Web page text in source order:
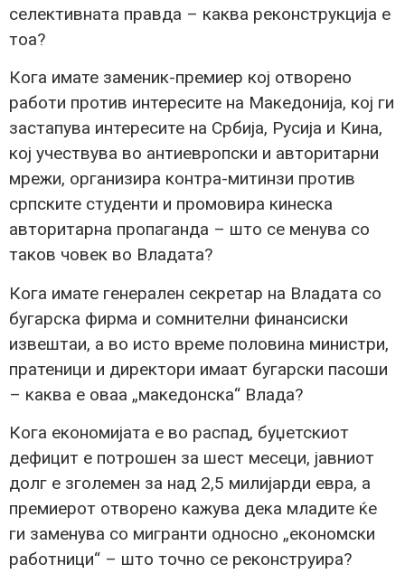
селективната правда – каква реконструкција е
тоа?
Кога имате заменик-премиер кој отворено
работи против интересите на Македонија, кој ги
застапува интересите на Србија, Русија и Кина,
кој учествува во антиевропски и авторитарни
мрежи, организира контра-митинзи против
српските студенти и промовира кинеска
авторитарна пропаганда – што се менува со
таков човек во Владата?
Кога имате генерален секретар на Владата со
бугарска фирма и сомнителни финансиски
извештаи, а во исто време половина министри,
пратеници и директори имаат бугарски пасоши
– каква е оваа „македонска“ Влада?
Кога економијата е во распад, буџетскиот
дефицит е потрошен за шест месеци, јавниот
долг е зголемен за над 2,5 милијарди евра, а
премиерот отворено кажува дека младите ќе
ги заменува со мигранти односно „економски
работници“ – што точно се реконструира?